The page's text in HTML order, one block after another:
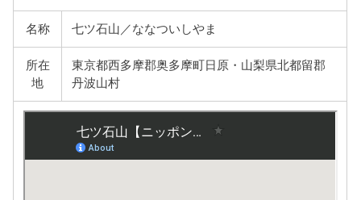
名称 七ツ石山／ななついしやま
所在
地
東京都西多摩郡奥多摩町日原・山梨県北都留郡
丹波山村